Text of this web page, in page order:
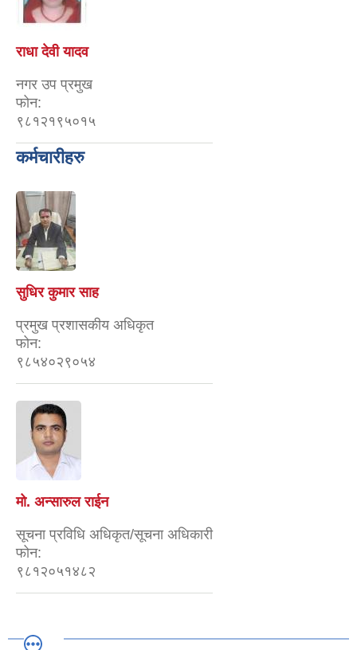
राधा देवी यादव
नगर उप प्रमुख
फोन:
९८१२१९५०१५
कर्मचारीहरु
सुधिर कुमार साह
प्रमुख प्रशासकीय अधिकृत
फोन:
९८५४०२९०५४
मो. अन्सारुल राईन
सूचना प्रविधि अधिकृत/सूचना अधिकारी
फोन:
९८१२०५१४८२